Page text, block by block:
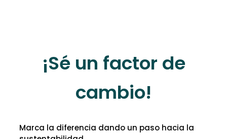
¡Sé un factor de
cambio!
Marca la diferencia dando un paso hacia la